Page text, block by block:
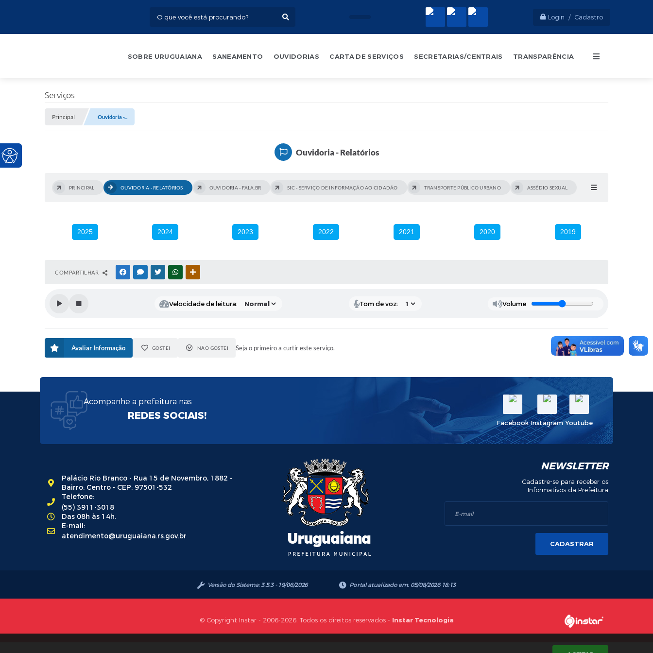
Login / Cadastro
SOBRE URUGUAIANA SANEAMENTO OUVIDORIAS CARTA DE SERVIÇOS SECRETARIAS/CENTRAIS TRANSPARÊNCIA
Serviços
Principal Ouvidoria -...
Ouvidoria - Relatórios
PRINCIPAL OUVIDORIA - RELATÓRIOS OUVIDORIA - FALA.BR SIC - SERVIÇO DE INFORMAÇÃO AO CIDADÃO TRANSPORTE PÚBLICO URBANO ASSÉDIO SEXUAL
2025 2024 2023 2022 2021 2020 2019
COMPARTILHAR FACEBOOKMESSENGER
TWITTERWHATSAPP
Velocidade de leitura: Tom de voz: Volume
Avaliar Informação GOSTEI NÃO GOSTEI Seja o primeiro a curtir este serviço.
Acompanhe a prefeitura nas
REDES SOCIAIS!
Facebook Instagram Youtube
Palácio Rio Branco - Rua 15 de Novembro, 1882 -
Bairro: Centro - CEP: 97501-532
Telefone:
(55) 3911-3018
Das 08h às 14h.
E-mail:
atendimento@uruguaiana.rs.gov.br
NEWSLETTER
Cadastre-se para receber os
Informativos da Prefeitura
CADASTRAR
Versão do Sistema:3.5.3 - 19/06/2026 Portal atualizado em: 05/08/2026 18:13
© Copyright Instar - 2006-2026. Todos os direitos reservados - Instar Tecnologia